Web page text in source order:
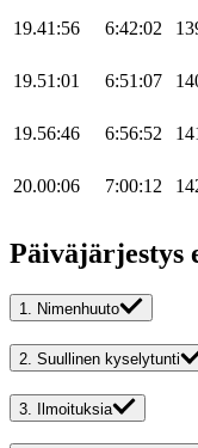
19.41:56 6:42:02
19.51:01 6:51:07
19.56:46 6:56:52
20.00:06 7:00:12
Päiväjärjestys
1. Nimenhuuto
2. Suullinen kyselytunti
3. Ilmoituksia